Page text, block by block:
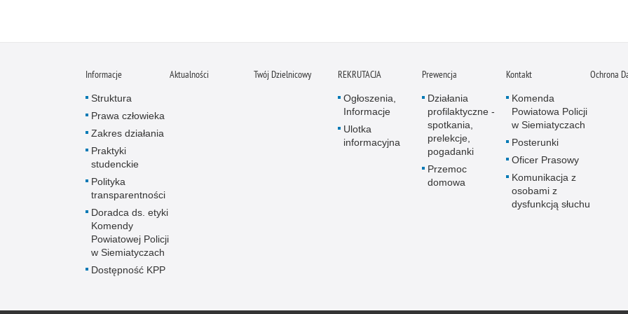
Informacje
Struktura
Prawa człowieka
Zakres działania
Praktyki
studenckie
Polityka
transparentności
Doradca ds. etyki
Komendy
Powiatowej Policji
w Siemiatyczach
Dostępność KPP
Aktualności Twój Dzielnicowy REKRUTACJA
Ogłoszenia,
Informacje
Ulotka
informacyjna
Prewencja
Działania
profilaktyczne -
spotkania,
prelekcje,
pogadanki
Przemoc
domowa
Kontakt
Komenda
Powiatowa Policji
w Siemiatyczach
Posterunki
Oficer Prasowy
Komunikacja z
osobami z
dysfunkcją słuchu
Ochrona